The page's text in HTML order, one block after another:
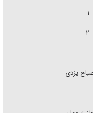
یزدی